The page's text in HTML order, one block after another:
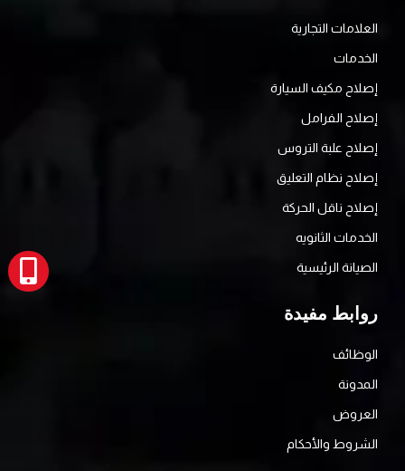
العلامات التجارية
الخدمات
إصلاح مكيف السيارة
إصلاح الفرامل
إصلاح علبة التروس
إصلاح نظام التعليق
إصلاح ناقل الحركة
الخدمات الثانويه
الصيانة الرئيسية
روابط مفيدة
الوظائف
المدونة
العروض
الشروط والأحكام